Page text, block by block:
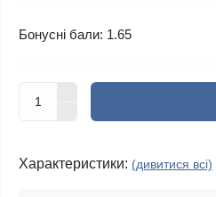
Бонусні бали: 1.65
Характеристики: (дивитися всі)